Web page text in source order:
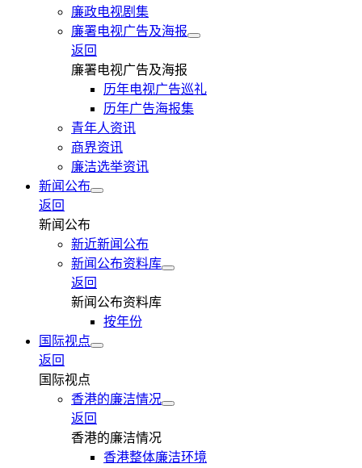
廉政电视剧集
廉署电视广告及海报
返回
廉署电视广告及海报
历年电视广告巡礼
历年广告海报集
青年人资讯
商界资讯
廉洁选举资讯
新闻公布
返回
新闻公布
新近新闻公布
新闻公布资料库
返回
新闻公布资料库
按年份
国际视点
返回
国际视点
香港的廉洁情况
返回
香港的廉洁情况
香港整体廉洁环境